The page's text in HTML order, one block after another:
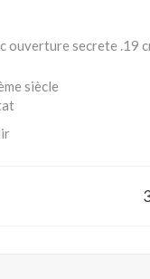
ouverture secrete .19
siècle